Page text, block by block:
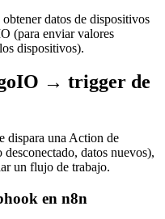
datos de dispositivos
(para enviar valores
dispositivos).
→ trigger de
dispara una Action de
datos nuevos),
un flujo de trabajo.
en n8n